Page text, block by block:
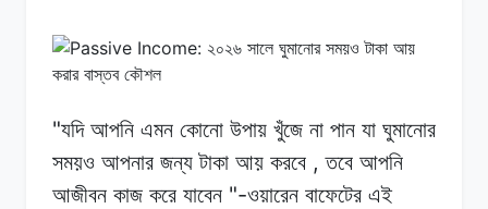
"যদি আপনি এমন কোনো উপায় খুঁজে না পান যা ঘুমানোর
সময়ও আপনার জন্য টাকা আয় করবে ,তবে আপনি
আজীবন কাজ করে যাবেন "-ওয়ারেন বাফেটের এই